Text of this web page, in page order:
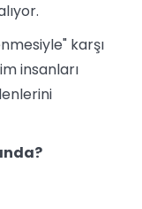
karşı
insanları